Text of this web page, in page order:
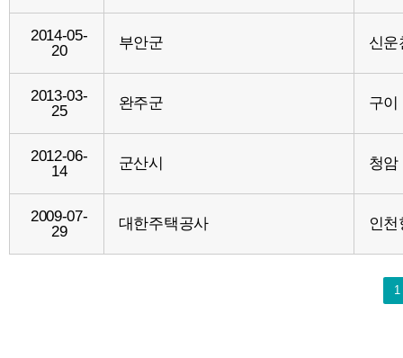
2014-05-
20
부안군 신운
2013-03-
25
완주군 구이
2012-06-
14
군산시 청암
2009-07-
29
대한주택공사 인
1